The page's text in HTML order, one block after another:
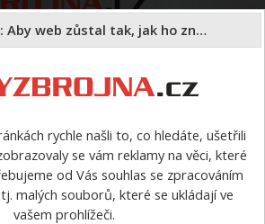
druhých.
proudnice>Karbonová proudnice s
Nastavení cookies: Aby web zůstal tak, jak ho znáte
rychle našli to, co hledáte, ušetřili
se vám reklamy na věci, které
od Vás souhlas se zpracováním
malých souborů, které se ukládají ve
vašem prohlížeči.